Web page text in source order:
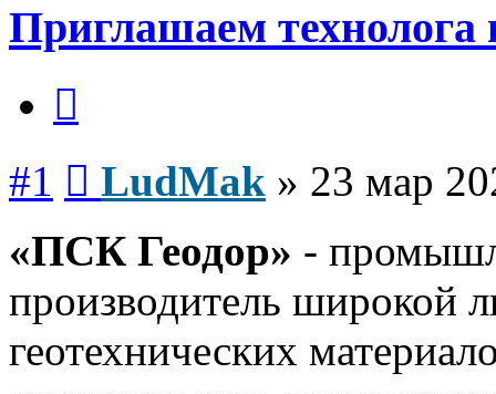
Приглашаем технолога
#1 LudMak » 23 мар
«ПСК Геодор» -
производитель широкой
геотехнических